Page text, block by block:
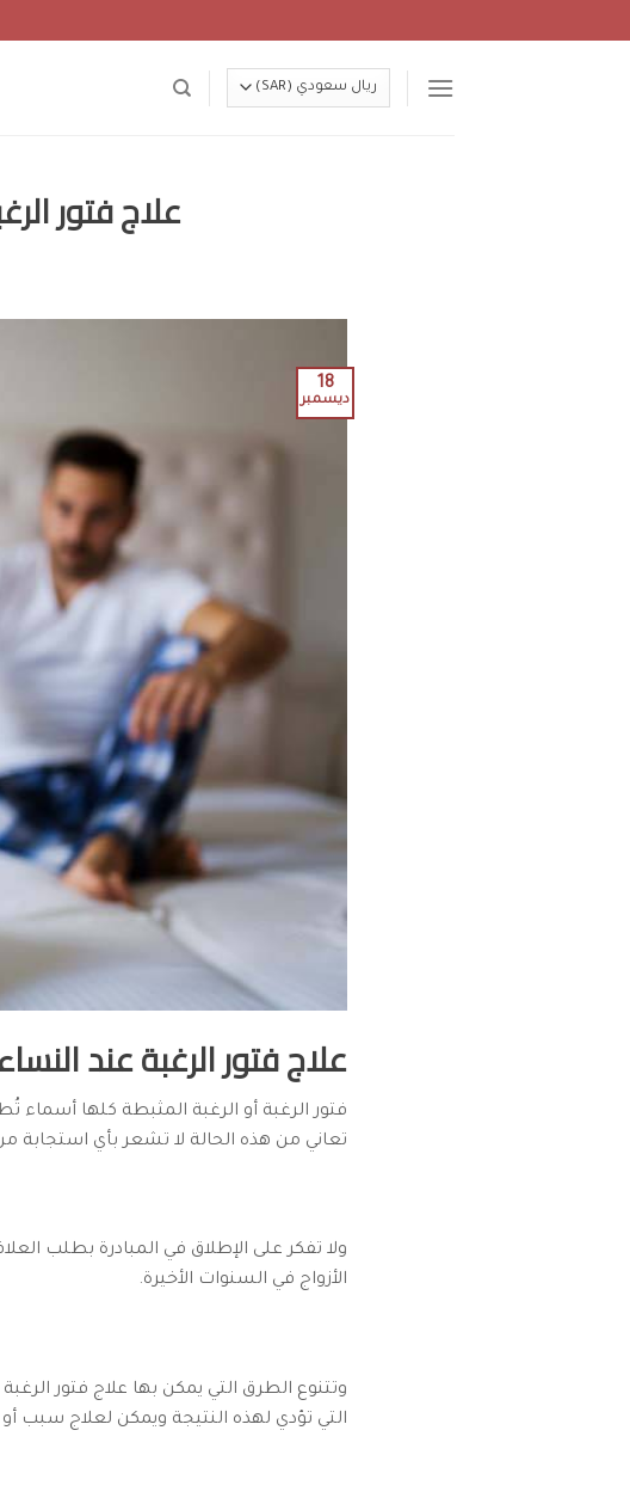
to
علاج فتور
18
ديسمبر
علاج فتور الرغبة عند
فتور الرغبة أو الرغبة المثبطة كلها
تعاني من هذه الحالة لا تشعر بأي استجابة
ولا تفكر على الإطلاق في المبادرة بطلب
الأزواج في السنوات الأخيرة.
وتتنوع الطرق التي يمكن بها علاج فتور
التي تؤدي لهذه النتيجة ويمكن لعلاج سبب أو